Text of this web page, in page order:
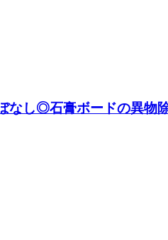
なし◎石膏ボードの異